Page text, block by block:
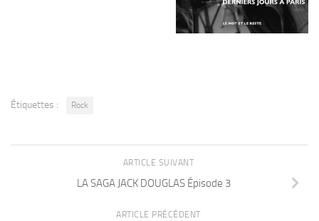
Étiquettes : Rock
ARTICLE SUIVANT
LA SAGA JACK DOUGLAS Épisode 3
ARTICLE PRÉCÉDENT